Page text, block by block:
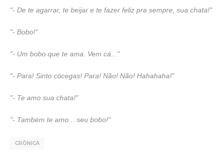
"- De te agarrar, te beijar e te fazer feliz pra sempre, sua chata!"
"- Bobo!"
"- Um bobo que te ama. Vem cá..."
"- Para! Sinto cócegas! Para! Não! Não! Hahahaha!"
"- Te amo sua chata!"
"- Também te amo... seu bobo!"
CRÔNICA